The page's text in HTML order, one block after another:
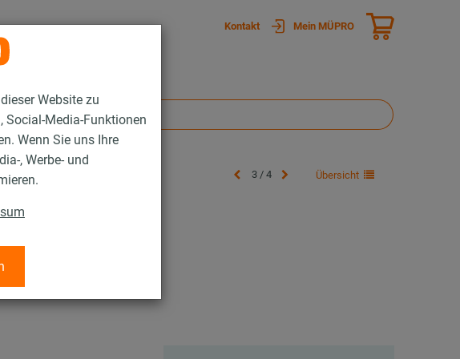
Website zu
Social-Media-Funktionen
Wenn Sie uns Ihre
, Werbe- und
Kontakt Mein MÜPRO
Typ S 3 / 4 Übersicht